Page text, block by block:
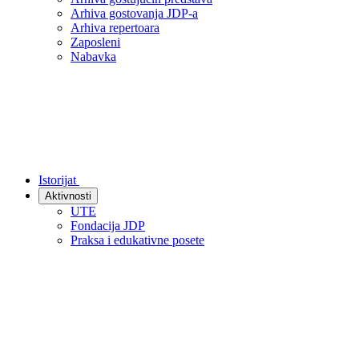
Arhiva gostovanja JDP-a
Arhiva repertoara
Zaposleni
Nabavka
Istorijat
Aktivnosti
UTE
Fondacija JDP
Praksa i edukativne posete